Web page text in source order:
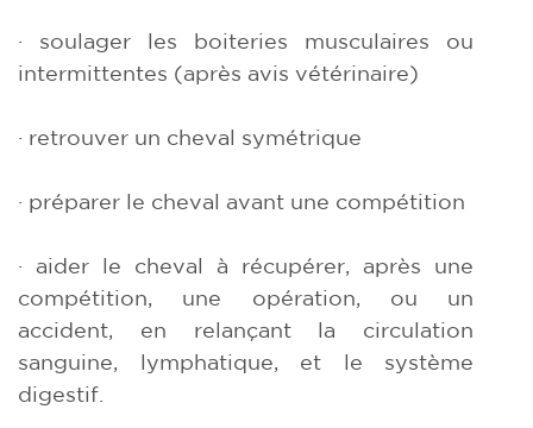
· soulager les boiteries musculaires ou
intermittentes (après avis vétérinaire)
· retrouver un cheval symétrique
· préparer le cheval avant une compétition
· aider le cheval à récupérer, après une
compétition, une opération, ou un
accident, en relançant la circulation
sanguine, lymphatique, et le système
digestif.